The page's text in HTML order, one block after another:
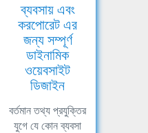
ব্যবসায় এবং
করপোরেট এর
জন্য সম্পূর্ণ
ডাইনামিক
ওয়েবসাইট
ডিজাইন
বর্তমান তথ্য প্রযুক্তির
যুগে যে কোন ব্যবসা